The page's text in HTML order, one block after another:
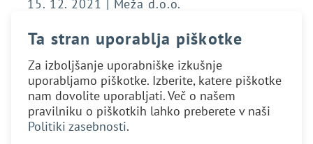
Ta stran uporablja piškotke
Za izboljšanje uporabniške izkušnje
uporabljamo piškotke. Izberite, katere piškotke
nam dovolite uporabljati. Več o našem
pravilniku o piškotkih lahko preberete v naši
Politiki zasebnosti.
15. 12. 2021 | Meža d.o.o.
LETNA INVENTURA IN
PRAZNIČNI DELOVNI ČAS V
TRGOVINI MEŽA
OBVESTILO O OBRATOVANJU TRGOVINE
Obveščamo vas, da bo trgovina Meža center
zaradi letne inventure in kolektivnega dopusta